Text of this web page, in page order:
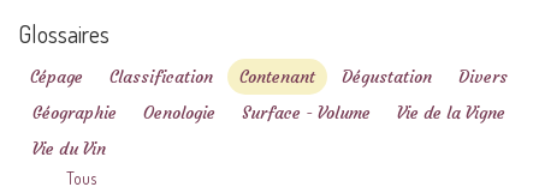
Glossaires
Cépage Classification Contenant Dégustation
Divers
Géographie
Oenologie Surface - Volume
Vie de la Vigne
Vie du Vin
Tous